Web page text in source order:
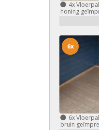
4x
honing
6x
bruin
6x